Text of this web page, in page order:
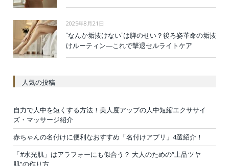
2025年8月21日
“なんか垢抜けない”は脚のせい？後ろ姿革命の垢抜
けルーティン—これで撃退セルライトケア
人気の投稿
自力で人中を短くする方法！美人度アップの人中短縮エクササイ
ズ・マッサージ紹介
赤ちゃんの名付けに便利なおすすめ「名付けアプリ」4選紹介！
「#水光肌」はアラフォーにも似合う？ 大人のための“上品ツヤ
肌”の作り方